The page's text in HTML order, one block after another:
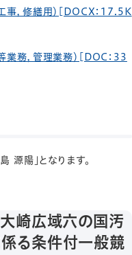
事，修繕用）[DOCX：17.5K
業務，管理業務）[DOC：33
陽」となります。
大崎広域六の国汚
る条件付一般競